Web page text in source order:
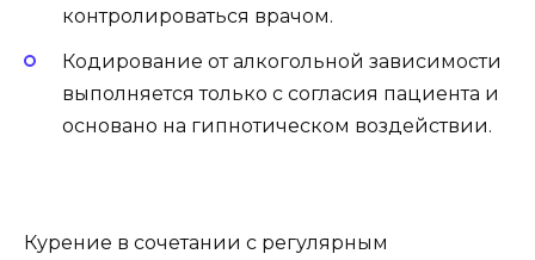
контролироваться врачом.
Кодирование от алкогольной зависимости
выполняется только с согласия пациента и
основано на гипнотическом воздействии.
Курение в сочетании с регулярным